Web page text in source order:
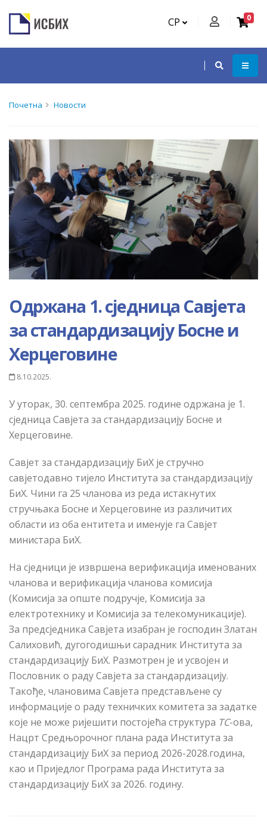
СР 0
Почетна Новости
Одржана 1. сједница Савјета
за стандардизацију Босне и
Херцеговине
8.10.2025.
У уторак, 30. септембра 2025. године одржана је 1.
сједница Савјета за стандардизацију Босне и
Херцеговине.
Савјет за стандардизацију БиХ је стручно
савјетодавно тијело Института за стандардизацију
БиХ. Чини га 25 чланова из реда истакнутих
стручњака Босне и Херцеговине из различитих
области из оба ентитета и именује га Савјет
министара БиХ.
На сједници је извршена верификација именованих
чланова и верификација чланова комисија
(Комисија за опште подручје, Комисија за
електротехнику и Комисија за телекомуникације).
За предсједника Савјета изабран је господин Златан
Салиховић, дугогодишњи сарадник Института за
стандардизацију БиХ. Размотрен је и усвојен и
Пословник о раду Савјета за стандардизацију.
Такође, члановима Савјета представљене су
информације о раду техничких комитета за задатке
које не може ријешити постојећа структура TC-овa,
Нацрт Средњорочног плана рада Института за
стандардизацију БиХ за период 2026-2028.година,
као и Приједлог Програма рада Института за
стандардизацију БиХ за 2026. годину.